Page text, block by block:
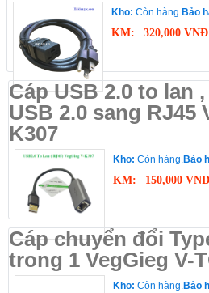
Kho: Còn hàng.Bảo
KM: 320,000 VNĐ
Cáp USB 2.0 to lan
USB 2.0 sang RJ45
K307
Kho: Còn hàng.Bảo
KM: 150,000 VNĐ
Cáp chuyển đổi
trong 1 VegGieg V-
Kho: Còn hàng.Bảo